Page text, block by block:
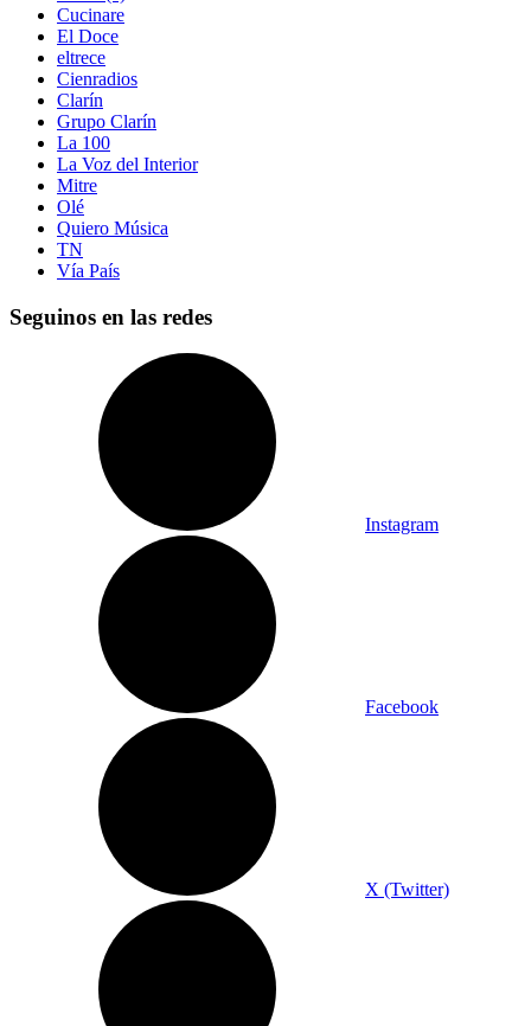
Cucinare
El Doce
eltrece
Cienradios
Clarín
Grupo Clarín
La 100
La Voz del Interior
Mitre
Olé
Quiero Música
TN
Vía País
Seguinos en las redes
Instagram
Facebook
X (Twitter)